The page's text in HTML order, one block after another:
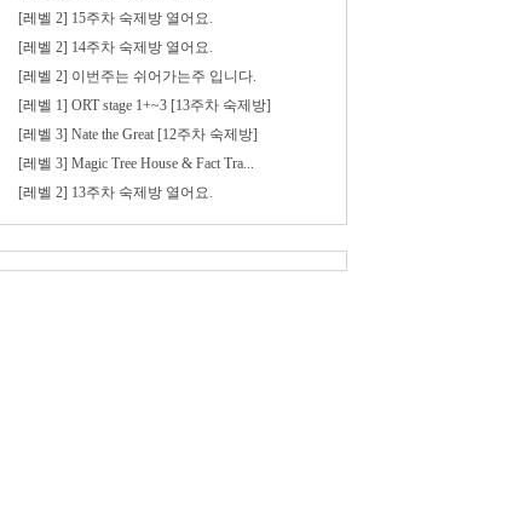
[레벨 2] 15주차 숙제방 열어요.
[레벨 2] 14주차 숙제방 열어요.
[레벨 2] 이번주는 쉬어가는주 입니다.
[레벨 1] ORT stage 1+~3 [13주차 숙제방]
[레벨 3] Nate the Great [12주차 숙제방]
[레벨 3] Magic Tree House & Fact Tra...
[레벨 2] 13주차 숙제방 열어요.